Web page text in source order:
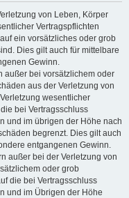
von Leben, Körper
Vertragspflichten
ein vorsätzliches oder grob
Dies gilt auch für mittelbare
Gewinn.
außer bei vorsätzlichem oder
aus der Verletzung von
wesentlicher
bei Vertragsschluss
und im übrigen der Höhe nach
begrenzt. Dies gilt auch
entgangenen Gewinn.
außer bei der Verletzung von
oder grob
die bei Vertragsschluss
und im Übrigen der Höhe